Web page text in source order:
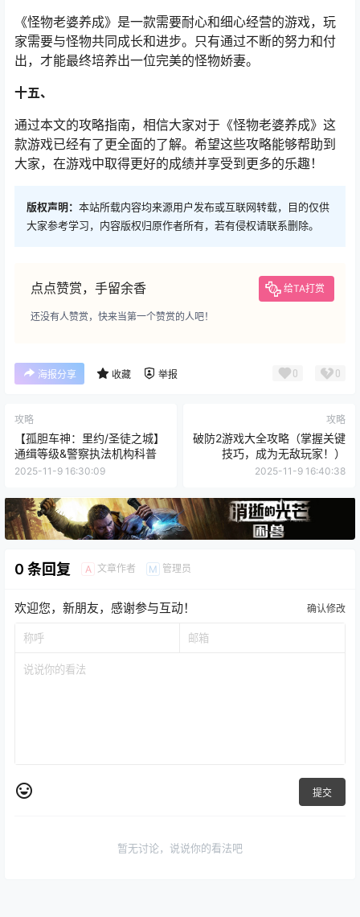
《怪物老婆养成》是一款需要耐心和细心经营的游戏，玩
家需要与怪物共同成长和进步。只有通过不断的努力和付
出，才能最终培养出一位完美的怪物娇妻。
十五、
通过本文的攻略指南，相信大家对于《怪物老婆养成》这
款游戏已经有了更全面的了解。希望这些攻略能够帮助到
大家，在游戏中取得更好的成绩并享受到更多的乐趣！
版权声明： 本站所载内容均来源用户发布或互联网转载，目的仅供
大家参考学习，内容版权归原作者所有，若有侵权请联系删除。
点点赞赏，手留余香 给TA打赏
还没有人赞赏，快来当第一个赞赏的人吧！
海报分享 收藏 举报 0 0
攻略
【孤胆车神：里约/圣徒之城】
通缉等级&警察执法机构科普
2025-11-9 16:30:09
攻略
破防2游戏大全攻略（掌握关键
技巧，成为无敌玩家！）
2025-11-9 16:40:38
0 条回复 A 文章作者 M 管理员
欢迎您，新朋友，感谢参与互动！ 确认修改
提交
暂无讨论，说说你的看法吧